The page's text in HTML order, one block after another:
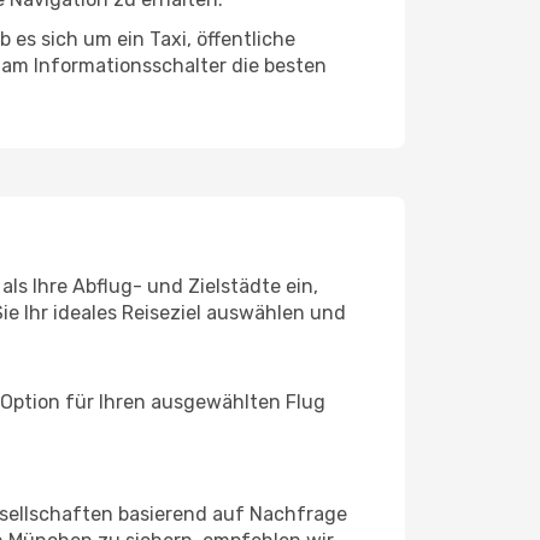
es sich um ein Taxi, öffentliche
Informationsschalter die besten
Ihre Abflug- und Zielstädte ein,
Ihr ideales Reiseziel auswählen und
für Ihren ausgewählten Flug
basierend auf Nachfrage